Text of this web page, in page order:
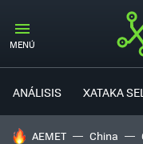
MENÚ
ANÁLISIS XATAKA
HOY SE HABLA DE
AEMET China